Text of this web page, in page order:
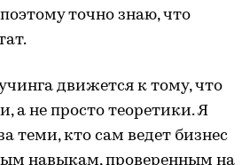
точно знаю, что
движется к тому, что
а не просто теоретики. Я
теми, кто сам ведет бизнес
навыкам, проверенным на